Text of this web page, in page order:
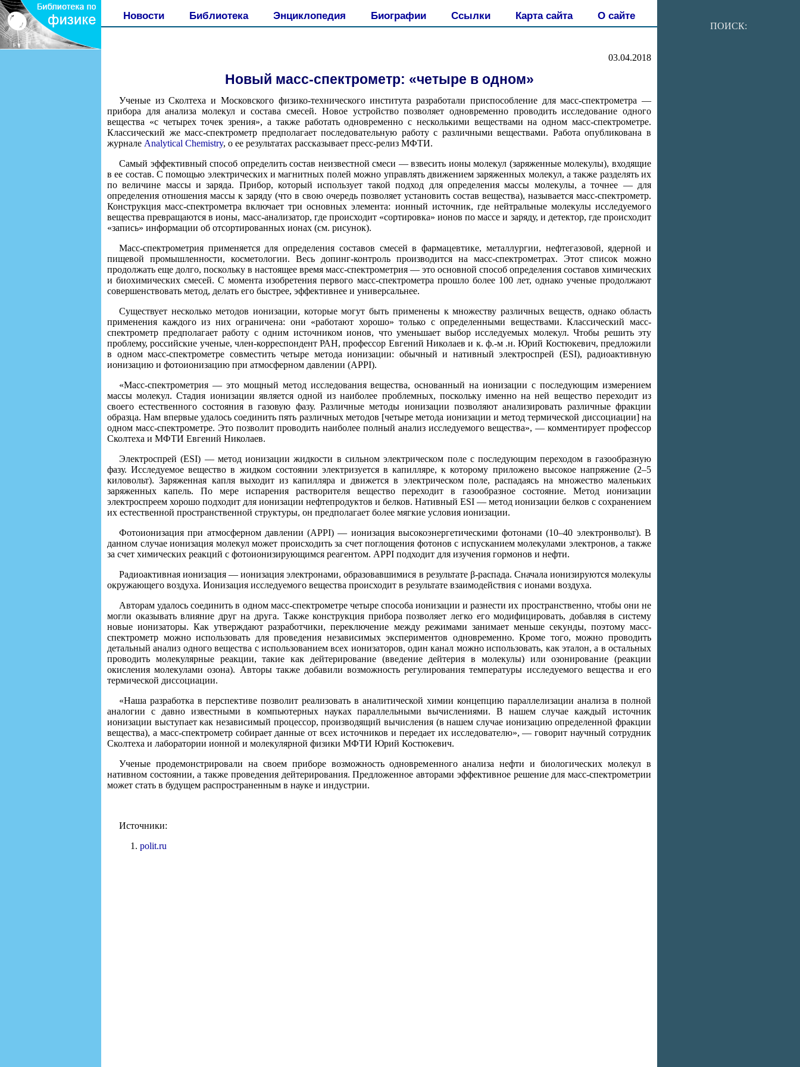
Новости Библиотека Энциклопедия Биографии Ссылки Карта сайта О сайте
03.04.2018
Новый масс-спектрометр: «четыре в одном»
Ученые из Сколтеха и Московского физико-технического института разработали приспособление для масс-спектрометра —
прибора для анализа молекул и состава смесей. Новое устройство позволяет одновременно проводить исследование одного
вещества «с четырех точек зрения», а также работать одновременно с несколькими веществами на одном масс-спектрометре.
Классический же масс-спектрометр предполагает последовательную работу с различными веществами. Работа опубликована в
журнале Analytical Chemistry, о ее результатах рассказывает пресс-релиз МФТИ.
Самый эффективный способ определить состав неизвестной смеси — взвесить ионы молекул (заряженные молекулы), входящие
в ее состав. С помощью электрических и магнитных полей можно управлять движением заряженных молекул, а также разделять их
по величине массы и заряда. Прибор, который использует такой подход для определения массы молекулы, а точнее — для
определения отношения массы к заряду (что в свою очередь позволяет установить состав вещества), называется масс-спектрометр.
Конструкция масс-спектрометра включает три основных элемента: ионный источник, где нейтральные молекулы исследуемого
вещества превращаются в ионы, масс-анализатор, где происходит «сортировка» ионов по массе и заряду, и детектор, где происходит
«запись» информации об отсортированных ионах (см. рисунок).
Масс-спектрометрия применяется для определения составов смесей в фармацевтике, металлургии, нефтегазовой, ядерной и
пищевой промышленности, косметологии. Весь допинг-контроль производится на масс-спектрометрах. Этот список можно
продолжать еще долго, поскольку в настоящее время масс-спектрометрия — это основной способ определения составов химических
и биохимических смесей. С момента изобретения первого масс-спектрометра прошло более 100 лет, однако ученые продолжают
совершенствовать метод, делать его быстрее, эффективнее и универсальнее.
Существует несколько методов ионизации, которые могут быть применены к множеству различных веществ, однако область
применения каждого из них ограничена: они «работают хорошо» только с определенными веществами. Классический масс-
спектрометр предполагает работу с одним источником ионов, что уменьшает выбор исследуемых молекул. Чтобы решить эту
проблему, российские ученые, член-корреспондент РАН, профессор Евгений Николаев и к. ф.-м .н. Юрий Костюкевич, предложили
в одном масс-спектрометре совместить четыре метода ионизации: обычный и нативный электроспрей (ESI), радиоактивную
ионизацию и фотоионизацию при атмосферном давлении (APPI).
«Масс-спектрометрия — это мощный метод исследования вещества, основанный на ионизации с последующим измерением
массы молекул. Стадия ионизации является одной из наиболее проблемных, поскольку именно на ней вещество переходит из
своего естественного состояния в газовую фазу. Различные методы ионизации позволяют анализировать различные фракции
образца. Нам впервые удалось соединить пять различных методов [четыре метода ионизации и метод термической диссоциации] на
одном масс-спектрометре. Это позволит проводить наиболее полный анализ исследуемого вещества», — комментирует профессор
Сколтеха и МФТИ Евгений Николаев.
Электроспрей (ESI) — метод ионизации жидкости в сильном электрическом поле с последующим переходом в газообразную
фазу. Исследуемое вещество в жидком состоянии электризуется в капилляре, к которому приложено высокое напряжение (2–5
киловольт). Заряженная капля выходит из капилляра и движется в электрическом поле, распадаясь на множество маленьких
заряженных капель. По мере испарения растворителя вещество переходит в газообразное состояние. Метод ионизации
электроспреем хорошо подходит для ионизации нефтепродуктов и белков. Нативный ESI — метод ионизации белков с сохранением
их естественной пространственной структуры, он предполагает более мягкие условия ионизации.
Фотоионизация при атмосферном давлении (APPI) — ионизация высокоэнергетическими фотонами (10–40 электронвольт). В
данном случае ионизация молекул может происходить за счет поглощения фотонов с испусканием молекулами электронов, а также
за счет химических реакций с фотоионизирующимся реагентом. APPI подходит для изучения гормонов и нефти.
Радиоактивная ионизация — ионизация электронами, образовавшимися в результате β-распадa. Сначала ионизируются молекулы
окружающего воздуха. Ионизация исследуемого вещества происходит в результате взаимодействия с ионами воздуха.
Авторам удалось соединить в одном масс-спектрометре четыре способа ионизации и разнести их пространственно, чтобы они не
могли оказывать влияние друг на друга. Также конструкция прибора позволяет легко его модифицировать, добавляя в систему
новые ионизаторы. Как утверждают разработчики, переключение между режимами занимает меньше секунды, поэтому масс-
спектрометр можно использовать для проведения независимых экспериментов одновременно. Кроме того, можно проводить
детальный анализ одного вещества с использованием всех ионизаторов, один канал можно использовать, как эталон, а в остальных
проводить молекулярные реакции, такие как дейтерирование (введение дейтерия в молекулы) или озонирование (реакции
окисления молекулами озона). Авторы также добавили возможность регулирования температуры исследуемого вещества и его
термической диссоциации.
«Наша разработка в перспективе позволит реализовать в аналитической химии концепцию параллелизации анализа в полной
аналогии с давно известными в компьютерных науках параллельными вычислениями. В нашем случае каждый источник
ионизации выступает как независимый процессор, производящий вычисления (в нашем случае ионизацию определенной фракции
вещества), а масс-спектрометр собирает данные от всех источников и передает их исследователю», — говорит научный сотрудник
Сколтеха и лаборатории ионной и молекулярной физики МФТИ Юрий Костюкевич.
Ученые продемонстрировали на своем приборе возможность одновременного анализа нефти и биологических молекул в
нативном состоянии, а также проведения дейтерирования. Предложенное авторами эффективное решение для масс-спектрометрии
может стать в будущем распространенным в науке и индустрии.
Источники:
polit.ru
ПОИСК: